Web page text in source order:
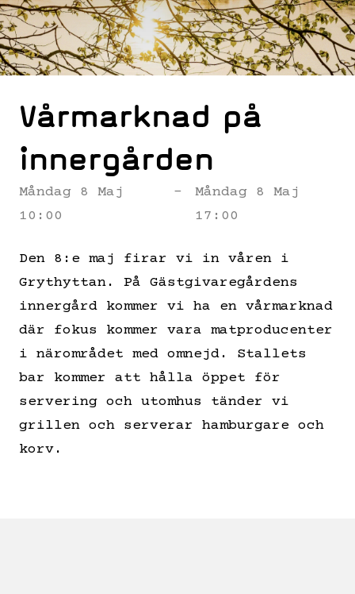
Vårmarknad på
innergården
Måndag 8 Maj
10:00
-
Måndag 8 Maj
17:00
Den 8:e maj firar vi in våren i
Grythyttan. På Gästgivaregårdens
innergård kommer vi ha en vårmarknad
där fokus kommer vara matproducenter
i närområdet med omnejd. Stallets
bar kommer att hålla öppet för
servering och utomhus tänder vi
grillen och serverar hamburgare och
korv.